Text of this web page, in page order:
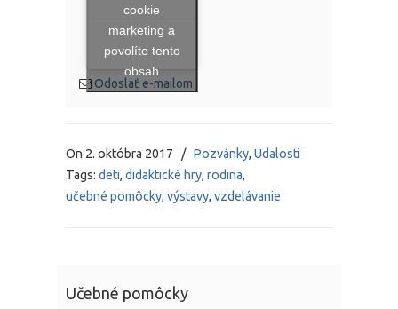
cookie
marketing a
povolíte tento
obsah
Odoslať e-mailom
On 2. októbra 2017 / Pozvánky, Udalosti
Tags: deti, didaktické hry, rodina,
učebné pomôcky, výstavy, vzdelávanie
Učebné pomôcky